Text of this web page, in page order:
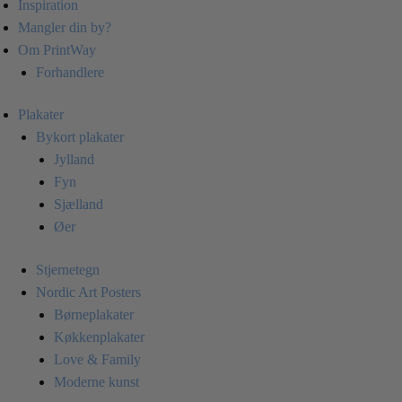
Inspiration
Mangler din by?
Om PrintWay
Forhandlere
Plakater
Bykort plakater
Jylland
Fyn
Sjælland
Øer
Stjernetegn
Nordic Art Posters
Børneplakater
Køkkenplakater
Love & Family
Moderne kunst